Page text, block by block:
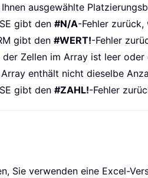
ausgewählte
gibt den #N/A-Fehler
gibt den #WERT!-Fehler
der Zellen im Array ist leer
enthält nicht dieselbe
gibt den #ZAHL!-Fehler
Sie verwenden eine Excel-